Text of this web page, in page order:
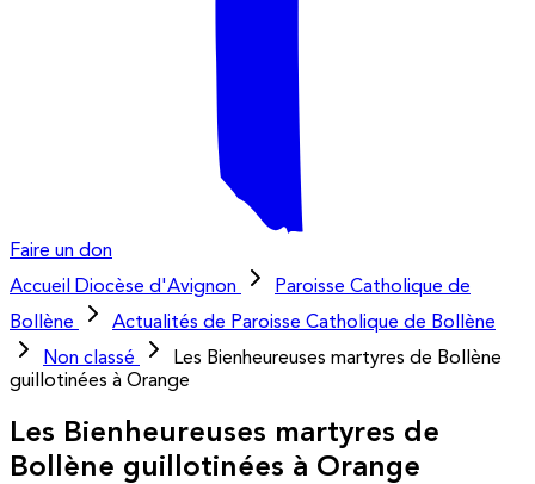
Faire un don
Accueil
Diocèse d'Avignon
Paroisse Catholique de
Bollène
Actualités de Paroisse Catholique de Bollène
Non classé
Les Bienheureuses martyres de Bollène
guillotinées à Orange
Les Bienheureuses martyres de
Bollène guillotinées à Orange